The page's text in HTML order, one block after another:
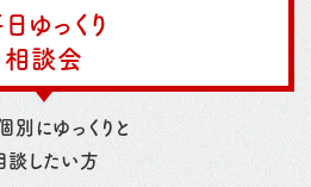
ゆっくり
相談会
別にゆっくりと
談したい方